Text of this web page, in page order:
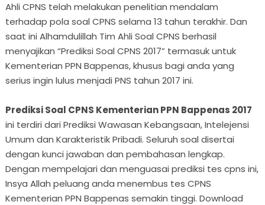
Ahli CPNS telah melakukan penelitian mendalam
terhadap pola soal CPNS selama 13 tahun terakhir. Dan
saat ini Alhamdulillah Tim Ahli Soal CPNS berhasil
menyajikan “Prediksi Soal CPNS 2017” termasuk untuk
Kementerian PPN Bappenas, khusus bagi anda yang
serius ingin lulus menjadi PNS tahun 2017 ini.
Prediksi Soal CPNS Kementerian PPN Bappenas 2017
ini terdiri dari Prediksi Wawasan Kebangsaan, Intelejensi
Umum dan Karakteristik Pribadi. Seluruh soal disertai
dengan kunci jawaban dan pembahasan lengkap.
Dengan mempelajari dan menguasai prediksi tes cpns ini,
Insya Allah peluang anda menembus tes CPNS
Kementerian PPN Bappenas semakin tinggi. Download